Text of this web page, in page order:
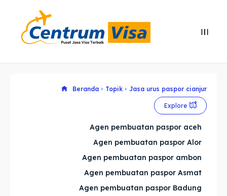
Cari
Cari
Explore our destinations
Explore our destinations
Beranda Topik Jasa urus paspor cianjur
Explore
Agen pembuatan paspor aceh
Agen pembuatan paspor Alor
Agen pembuatan paspor ambon
Agen pembuatan paspor Asmat
Agen pembuatan paspor Badung